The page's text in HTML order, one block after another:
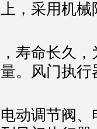
上，采用机械
，寿命长久
量。风门执行
电动调节阀